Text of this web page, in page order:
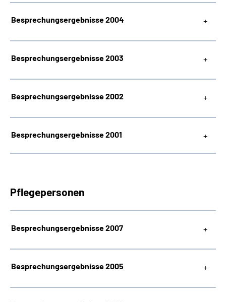
Besprechungsergebnisse 2004
Besprechungsergebnisse 2003
Besprechungsergebnisse 2002
Besprechungsergebnisse 2001
Pflegepersonen
Besprechungsergebnisse 2007
Besprechungsergebnisse 2005